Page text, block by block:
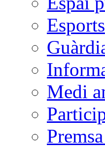
Esports
Medi